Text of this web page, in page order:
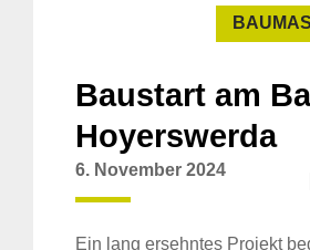
Baustart am
Hoyerswerda
6. November 2024
Ein lang ersehntes Projekt